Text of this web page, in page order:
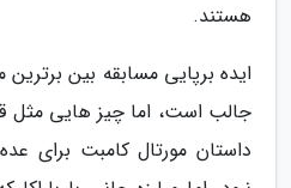
هستند.
ایده برپایی مسابقه بین برترین
جالب است، اما چیز هایی مثل
داستان مورتال کامبت برای